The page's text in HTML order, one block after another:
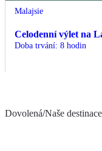
Malajsie
Celodenní výlet na
Doba trvání: 8 hodin
Dovolená/Naše destinace